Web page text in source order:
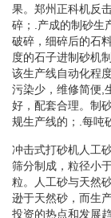
果。郑州正科机反
碎；.产成的制砂生
破碎，细碎后的石
度的石子进制砂机
该生产线自动化程
污染少，维修简便,
好，配套合理。制
规生产线的；.每吨
冲击式打砂机人工
筛分制成，粒径小
粒。人工砂与天然
逊于天然砂，而生
投资的热点和发展